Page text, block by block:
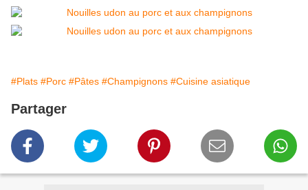
#Plats #Porc #Pâtes #Champignons #Cuisine asiatique
Partager